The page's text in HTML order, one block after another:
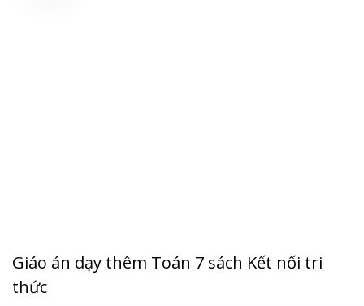
Giáo án dạy thêm Toán 7 sách Kết nối tri
thức